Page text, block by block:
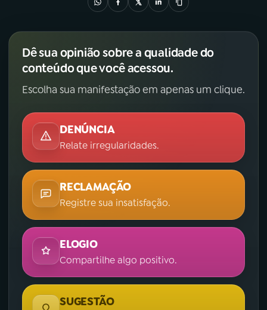
Dê sua opinião sobre a qualidade do
conteúdo que você acessou.
Escolha sua manifestação em apenas um clique.
DENÚNCIA
Relate irregularidades.
RECLAMAÇÃO
Registre sua insatisfação.
ELOGIO
Compartilhe algo positivo.
SUGESTÃO